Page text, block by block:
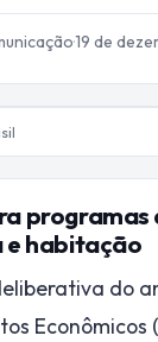
·19 de
programas
e habitação
do
Econômicos